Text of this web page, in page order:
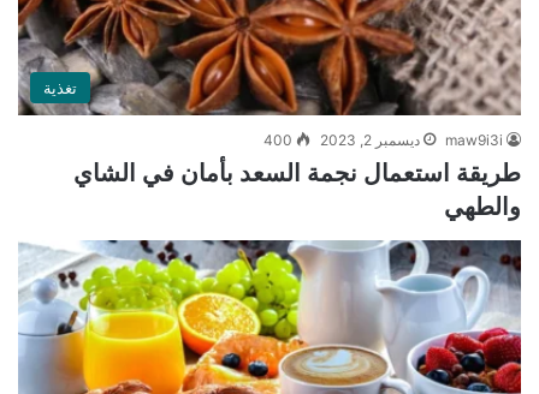
تغذية
maw9i3i ديسمبر 2, 2023 400
طريقة استعمال نجمة السعد بأمان في الشاي
والطهي